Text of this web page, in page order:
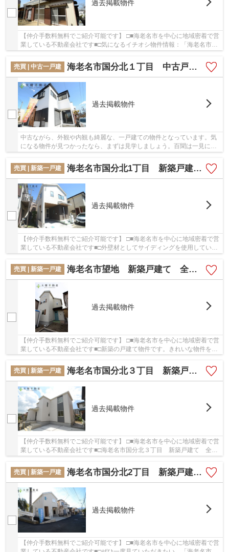
過去掲載物件
【仲介手数料無料でご紹介可能です】 □■海老名市を中心に地域密着で営
業している不動産会社です■□気になるイチオシ物件情報：「海老名市国
売買 | 中古一戸建
海老名市国分北１丁目 中古戸建て 【仲介手数料無料】
過去掲載物件
中古ながら、外観や内観も綺麗な、一戸建ての物件となっています。気
になる物件が見つかったなら、まずは見学しましょう。百聞は一見に如
売買 | 新築一戸建
海老名市国分北1丁目 新築戸建て 全1棟 【仲介手数料無料】
過去掲載物件
【仲介手数料無料でご紹介可能です】 □■海老名市を中心に地域密着で営
業している不動産会社です■□外壁材としてサイディングを使用している
物件です。新築の戸建て物件です。駅までは徒...
売買 | 新築一戸建
海老名市望地 新築戸建て 全１棟 【仲介手数料無料】
過去掲載物件
【仲介手数料無料でご紹介可能です】 □■海老名市を中心に地域密着で営
業している不動産会社です■□新築の戸建て物件です。きれいな物件をお
売買 | 新築一戸建
海老名市国分北３丁目 新築戸建て 全１棟 【仲介手数料無料】
過去掲載物件
【仲介手数料無料でご紹介可能です】 □■海老名市を中心に地域密着で営
業している不動産会社です■□海老名市国分北３丁目 新築戸建て 全１
売買 | 新築一戸建
海老名市国分北2丁目 新築戸建て 全1棟 【仲介手数料無料】
過去掲載物件
【仲介手数料無料でご紹介可能です】 □■海老名市を中心に地域密着で営